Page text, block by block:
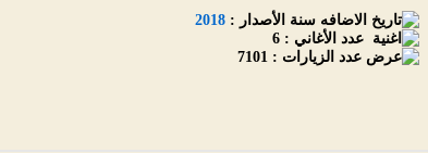
سنة الأصدار : 2018
عدد الأغاني : 6
عدد الزيارات : 7101